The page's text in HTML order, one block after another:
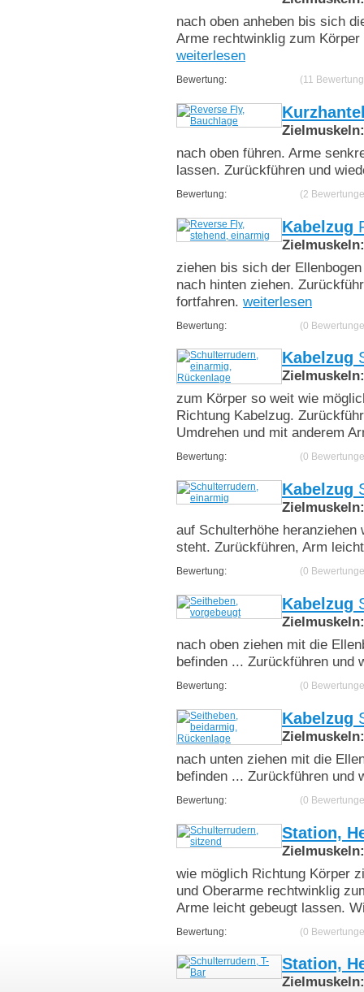
nach oben anheben bis sich
Arme rechtwinklig zum
weiterlesen
Bewertung: (11
Zielmuskeln:
nach oben führen. Arme
lassen. Zurückführen und
Bewertung: (2
Kabelzug
Zielmuskeln:
ziehen bis sich der
nach hinten ziehen.
fortfahren. weiterlesen
Bewertung: (0
Kabelzug
Zielmuskeln:
zum Körper so weit wie
Richtung Kabelzug.
Umdrehen und mit anderem
Bewertung: (0
Kabelzug
Zielmuskeln:
auf Schulterhöhe
steht. Zurückführen, Arm
Bewertung: (0
Kabelzug
Zielmuskeln:
nach oben ziehen mit die
befinden ... Zurückführen und
Bewertung: (0
Kabelzug
Zielmuskeln:
nach unten ziehen mit die
befinden ... Zurückführen und
Bewertung: (0
Station,
Zielmuskeln:
wie möglich Richtung Körper
und Oberarme rechtwinklig
Arme leicht gebeugt lassen.
Bewertung: (0
Station,
Zielmuskeln: